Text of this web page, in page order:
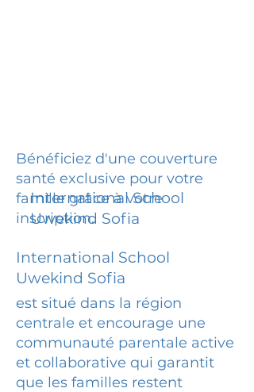
Bénéficiez d'une couverture
santé exclusive pour votre
famille grâce à votre
inscription.
International School
Uwekind Sofia
International School
Uwekind Sofia
est situé dans la région
centrale et encourage une
communauté parentale active
et collaborative qui garantit
que les familles restent